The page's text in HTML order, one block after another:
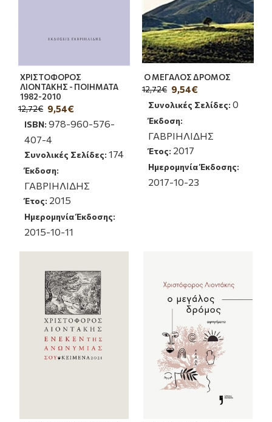
ΧΡΙΣΤΟΦΟΡΟΣ
ΛΙΟΝΤΑΚΗΣ - ΠΟΙΗΜΑΤΑ
1982-2010
9,54€
12,72€
ISBN: 978-960-576-
407-4
Συνολικές Σελίδες: 174
Έκδοση:
ΓΑΒΡΙΗΛΙΔΗΣ
Έτος: 2015
Ημερομηνία Έκδοσης:
2015-10-11
Ο ΜΕΓΑΛΟΣ ΔΡΟΜΟΣ
9,54€
12,72€
Συνολικές Σελίδες: 0
Έκδοση:
ΓΑΒΡΙΗΛΙΔΗΣ
Έτος: 2017
Ημερομηνία Έκδοσης:
2017-10-23